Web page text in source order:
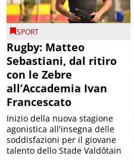
SPORT
Rugby: Matteo
Sebastiani, dal ritiro
con le Zebre
all’Accademia Ivan
Francescato
Inizio della nuova stagione
agonistica all'insegna delle
soddisfazioni per il giovane
talento dello Stade Valdôtain